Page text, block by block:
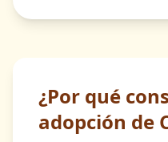
¿Por qué
adopción de